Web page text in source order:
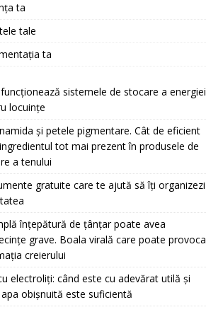
ta
tale
ta
sistemele de stocare a energiei
locuințe
și petele pigmentare. Cât de eficient
tot mai prezent în produsele de
a tenului
gratuite care te ajută să îți organizezi
înțepătură de țânțar poate avea
grave. Boala virală care poate provoca
creierului
electroliți: când este cu adevărat utilă și
obișnuită este suficientă